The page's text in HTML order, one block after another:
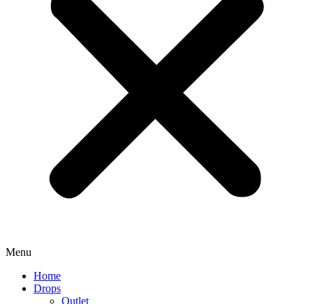
Menu
Home
Drops
Outlet